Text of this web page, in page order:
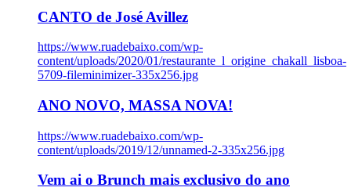
CANTO de José Avillez
https://www.ruadebaixo.com/wp-
content/uploads/2020/01/restaurante_l_origine_chakall_lisboa-
5709-fileminimizer-335x256.jpg
ANO NOVO, MASSA NOVA!
https://www.ruadebaixo.com/wp-
content/uploads/2019/12/unnamed-2-335x256.jpg
Vem ai o Brunch mais exclusivo do ano